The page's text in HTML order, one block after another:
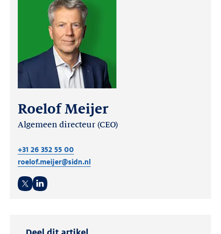
Roelof Meijer
Algemeen directeur (CEO)
+31 26 352 55 00
roelof.meijer@sidn.nl